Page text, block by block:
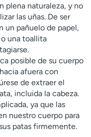
plena naturaleza, y no
las uñas. De ser
un pañuelo de papel,
una toallita
posible de su cuerpo
afuera con
de extraer el
incluida la cabeza.
ya que las
nuestro cuerpo para
patas firmemente.